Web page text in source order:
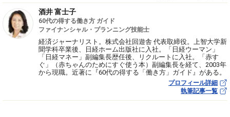
酒井 富士子
60代の得する働き方 ガイド
ファイナンシャル・プランニング技能士
経済ジャーナリスト。株式会社回遊舎 代表取締役。上智大学新
聞学科卒業後、日経ホーム出版社に入社。「日経ウーマン」
「日経マネー」副編集長歴任後、リクルートに入社。「赤す
ぐ」（赤ちゃんのためにすぐ使う本）副編集長を経て、2003年
から現職。近著に『60代の得する「働き方」ガイド』がある。
プロフィール詳細
執筆記事一覧